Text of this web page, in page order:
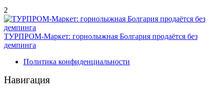
2
ТУРПРОМ-Маркет: горнолыжная Болгария продаётся без
демпинга
Политика конфиденциальности
Навигация